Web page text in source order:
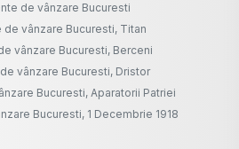
de vânzare Bucuresti
de vânzare Bucuresti, Titan
vânzare Bucuresti, Berceni
vânzare Bucuresti, Dristor
Bucuresti, Aparatorii Patriei
Bucuresti, 1 Decembrie 1918